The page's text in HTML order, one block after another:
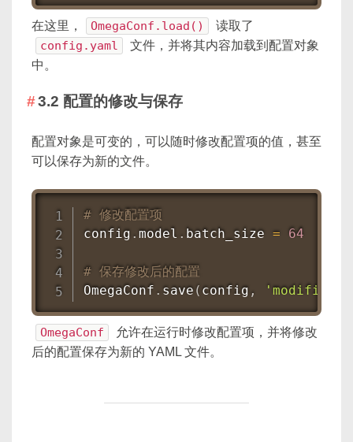
在这里， OmegaConf.load() 读取了
config.yaml
文件，并将其内容加载到配置对象
中。
3.2 配置的修改与保存
配置对象是可变的，可以随时修改配置项的值，甚至
可以保存为新的文件。
# 修改配置项
config . model . batch_size = 64
# 保存修改后的配置
OmegaConf . save ( config ,
OmegaConf
允许在运行时修改配置项，并将修改
后的配置保存为新的 YAML 文件。